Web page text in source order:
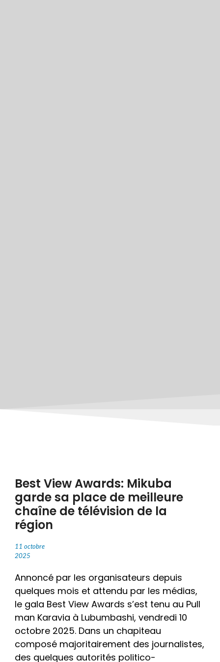
Best View Awards: Mikuba
garde sa place de meilleure
chaîne de télévision de la
région
11 octobre
2025
Annoncé par les organisateurs depuis
quelques mois et attendu par les médias,
le gala Best View Awards s’est tenu au Pull
man Karavia à Lubumbashi, vendredi 10
octobre 2025. Dans un chapiteau
composé majoritairement des journalistes,
des quelques autorités politico-